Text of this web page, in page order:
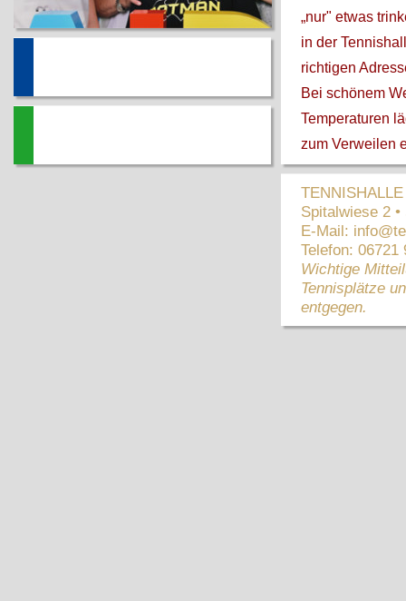
„nur" etwas
in der
richtigen
Bei schönem
Temperaturen
zum Verweilen
Spitalwiese 2
E-Mail:
Telefon: 06721
Wichtige
Tennisplätze
entgegen.